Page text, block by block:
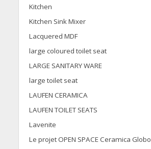
Kitchen
Kitchen Sink Mixer
Lacquered MDF
large coloured toilet seat
LARGE SANITARY WARE
large toilet seat
LAUFEN CERAMICA
LAUFEN TOILET SEATS
Lavenite
Le projet OPEN SPACE Ceramica Globo